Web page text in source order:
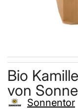
Skip to the
Bio
von
Sonnentor